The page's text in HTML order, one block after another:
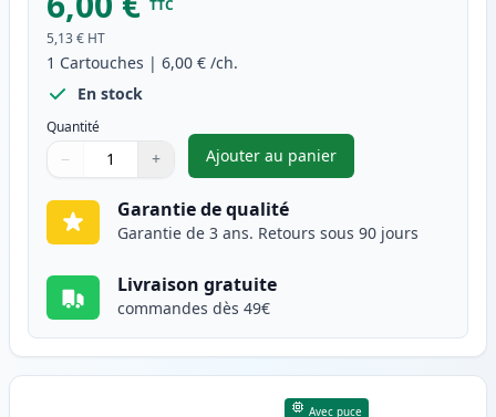
TTC
5,13 € HT
1 Cartouches | 6,00 € /ch.
En stock
Quantité
Quantité
Utilisez les boutons pour ajuster
− +
Quantité
Ajouter au panier
,Canon CLI-8C cartouche
Garantie de qualité
Garantie de 3 ans. Retours sous 90 jours
Livraison gratuite
commandes dès 49€
Avec puce